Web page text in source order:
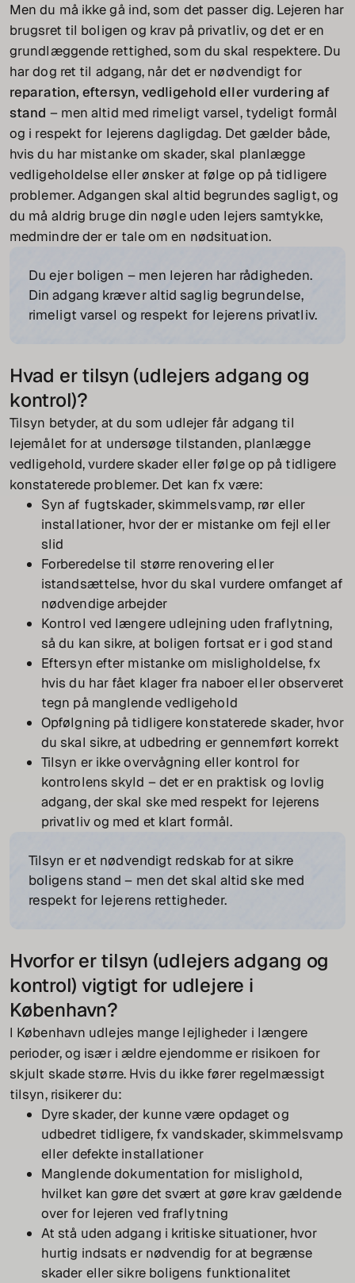
Men du må ikke gå ind, som det passer dig. Lejeren har
brugsret til boligen og krav på privatliv, og det er en
grundlæggende rettighed, som du skal respektere. Du
har dog ret til adgang, når det er nødvendigt for
reparation, eftersyn, vedligehold eller vurdering af
stand – men altid med rimeligt varsel, tydeligt formål
og i respekt for lejerens dagligdag. Det gælder både,
hvis du har mistanke om skader, skal planlægge
vedligeholdelse eller ønsker at følge op på tidligere
problemer. Adgangen skal altid begrundes sagligt, og
du må aldrig bruge din nøgle uden lejers samtykke,
medmindre der er tale om en nødsituation.
Du ejer boligen – men lejeren har rådigheden.
Din adgang kræver altid saglig begrundelse,
rimeligt varsel og respekt for lejerens privatliv.
Hvad er tilsyn (udlejers adgang og
kontrol)?
Tilsyn betyder, at du som udlejer får adgang til
lejemålet for at undersøge tilstanden, planlægge
vedligehold, vurdere skader eller følge op på tidligere
konstaterede problemer. Det kan fx være:
Syn af fugtskader, skimmelsvamp, rør eller
installationer, hvor der er mistanke om fejl eller
slid
Forberedelse til større renovering eller
istandsættelse, hvor du skal vurdere omfanget af
nødvendige arbejder
Kontrol ved længere udlejning uden fraflytning,
så du kan sikre, at boligen fortsat er i god stand
Eftersyn efter mistanke om misligholdelse, fx
hvis du har fået klager fra naboer eller observeret
tegn på manglende vedligehold
Opfølgning på tidligere konstaterede skader, hvor
du skal sikre, at udbedring er gennemført korrekt
Tilsyn er ikke overvågning eller kontrol for
kontrolens skyld – det er en praktisk og lovlig
adgang, der skal ske med respekt for lejerens
privatliv og med et klart formål.
Tilsyn er et nødvendigt redskab for at sikre
boligens stand – men det skal altid ske med
respekt for lejerens rettigheder.
Hvorfor er tilsyn (udlejers adgang og
kontrol) vigtigt for udlejere i
København?
I København udlejes mange lejligheder i længere
perioder, og især i ældre ejendomme er risikoen for
skjult skade større. Hvis du ikke fører regelmæssigt
tilsyn, risikerer du:
Dyre skader, der kunne være opdaget og
udbedret tidligere, fx vandskader, skimmelsvamp
eller defekte installationer
Manglende dokumentation for mislighold,
hvilket kan gøre det svært at gøre krav gældende
over for lejeren ved fraflytning
At stå uden adgang i kritiske situationer, hvor
hurtig indsats er nødvendig for at begrænse
skader eller sikre boligens funktionalitet